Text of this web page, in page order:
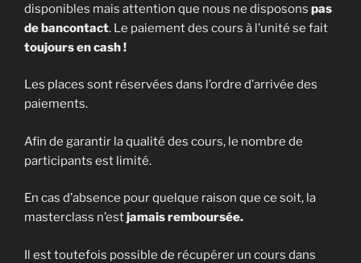
disponibles mais attention que nous ne disposons pas
de bancontact. Le paiement des cours à l’unité se fait
toujours en cash !
Les places sont réservées dans l’ordre d’arrivée des
paiements.
Afin de garantir la qualité des cours, le nombre de
participants est limité.
En cas d’absence pour quelque raison que ce soit, la
masterclass n’estjamais remboursée.
Il est toutefois possible de récupérer un cours dans